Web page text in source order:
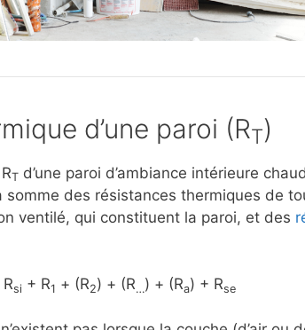
d’une paroi (RT)
T d’une paroi d’ambiance intérieure
des résistances thermiques de
ventilé, qui constituent la paroi, et des
si+ R1 + (R2) + (R…) + (Ra) + Rse